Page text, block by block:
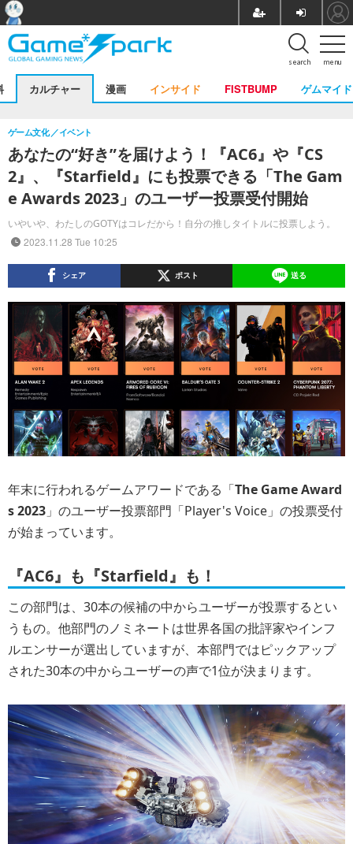
menu
search
カルチャー 漫画 インサイド FISTBUMP ゲムマイド
あなたの“好き”を届けよう！『AC6』や『CS
2』、『Starfield』にも投票できる「The Gam
e Awards 2023」のユーザー投票受付開始
いやいや、わたしのGOTYはコレだから！自分の推しタイトルに投票しよう。
ゲーム文化 イベント
2023.11.28 Tue 10:25
シェア ポスト 送る
年末に行われるゲームアワードである「The Game Award
s 2023 」のユーザー投票部門「Player's Voice」の投票受付
が始まっています。
『AC6』も『Starfield』も！
この部門は、30本の候補の中からユーザーが投票するとい
うもの。他部門のノミネートは世界各国の批評家やインフ
ルエンサーが選出していますが、本部門ではピックアップ
された30本の中からユーザーの声で1位が決まります。